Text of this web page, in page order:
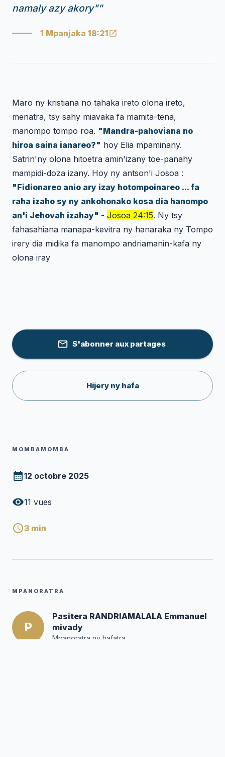
namaly azy akory""
1 Mpanjaka 18:21
Maro ny kristiana no tahaka ireto olona ireto,
menatra, tsy sahy miavaka fa mamita-tena,
manompo tompo roa. "Mandra-pahoviana no
hiroa saina ianareo?" hoy Elia mpaminany.
Satrin'ny olona hitoetra amin'izany toe-panahy
mampidi-doza izany. Hoy ny antson'i Josoa :
"Fidionareo anio ary izay hotompoinareo ... fa
raha izaho sy ny ankohonako kosa dia hanompo
an'i Jehovah izahay" - Josoa 24:15. Ny tsy
fahasahiana manapa-kevitra ny hanaraka ny Tompo
irery dia midika fa manompo andriamanin-kafa ny
olona iray
S'abonner aux partages
Hijery ny hafa
MOMBAMOMBA
12 octobre 2025
11 vues
3 min
MPANORATRA
P
Pasitera RANDRIAMALALA Emmanuel
mivady
Mpanoratra ny hafatra